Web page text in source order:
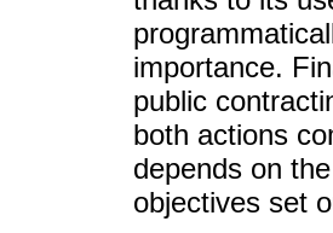
importance.
public
both actions
depends on
objectives set